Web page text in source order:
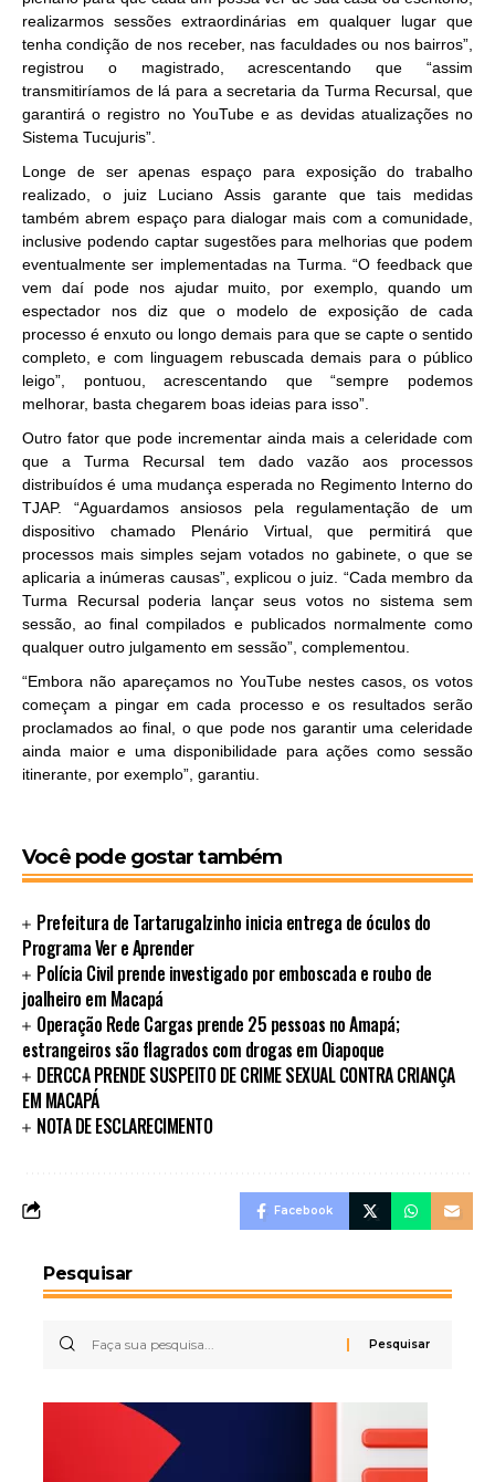
realizarmos sessões extraordinárias em qualquer lugar que
tenha condição de nos receber, nas faculdades ou nos bairros”,
registrou o magistrado, acrescentando que “assim
transmitiríamos de lá para a secretaria da Turma Recursal, que
garantirá o registro no YouTube e as devidas atualizações no
Sistema Tucujuris”.
Longe de ser apenas espaço para exposição do trabalho
realizado, o juiz Luciano Assis garante que tais medidas
também abrem espaço para dialogar mais com a comunidade,
inclusive podendo captar sugestões para melhorias que podem
eventualmente ser implementadas na Turma. “O feedback que
vem daí pode nos ajudar muito, por exemplo, quando um
espectador nos diz que o modelo de exposição de cada
processo é enxuto ou longo demais para que se capte o sentido
completo, e com linguagem rebuscada demais para o público
leigo”, pontuou, acrescentando que “sempre podemos
melhorar, basta chegarem boas ideias para isso”.
Outro fator que pode incrementar ainda mais a celeridade com
que a Turma Recursal tem dado vazão aos processos
distribuídos é uma mudança esperada no Regimento Interno do
TJAP. “Aguardamos ansiosos pela regulamentação de um
dispositivo chamado Plenário Virtual, que permitirá que
processos mais simples sejam votados no gabinete, o que se
aplicaria a inúmeras causas”, explicou o juiz. “Cada membro da
Turma Recursal poderia lançar seus votos no sistema sem
sessão, ao final compilados e publicados normalmente como
qualquer outro julgamento em sessão”, complementou.
“Embora não apareçamos no YouTube nestes casos, os votos
começam a pingar em cada processo e os resultados serão
proclamados ao final, o que pode nos garantir uma celeridade
ainda maior e uma disponibilidade para ações como sessão
itinerante, por exemplo”, garantiu.
Você pode gostar também
Prefeitura de Tartarugalzinho inicia entrega de óculos do
Programa Ver e Aprender
Polícia Civil prende investigado por emboscada e roubo de
joalheiro em Macapá
Operação Rede Cargas prende 25 pessoas no Amapá;
estrangeiros são flagrados com drogas em Oiapoque
DERCCA PRENDE SUSPEITO DE CRIME SEXUAL CONTRA CRIANÇA
EM MACAPÁ
NOTA DE ESCLARECIMENTO
Facebook
Pesquisar